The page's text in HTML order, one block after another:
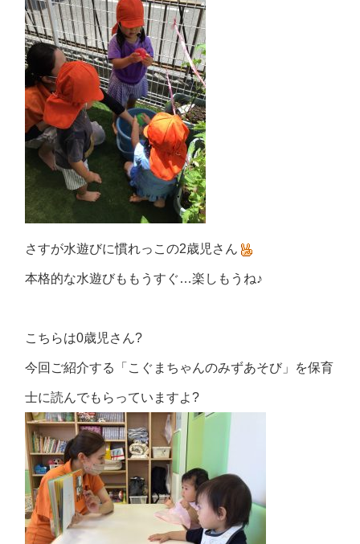
さすが水遊びに慣れっこの2歳児さん
本格的な水遊びももうすぐ…楽しもうね♪
こちらは0歳児さん?
今回ご紹介する「こぐまちゃんのみずあそび」を保育
士に読んでもらっていますよ?